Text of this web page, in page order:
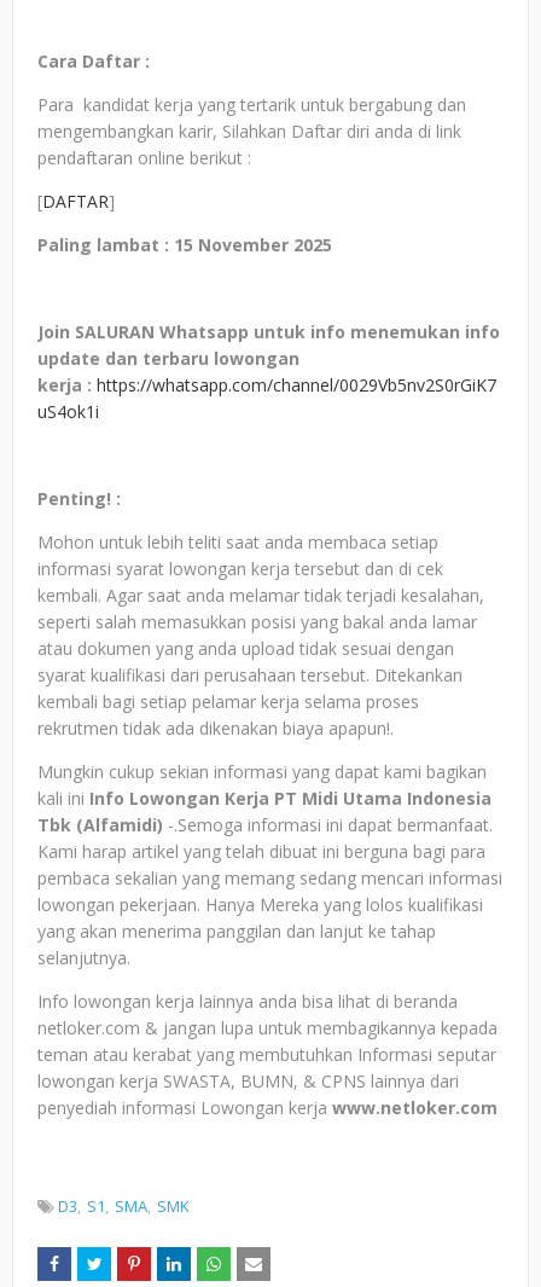
Cara Daftar :
Para kandidat kerja yang tertarik untuk bergabung dan
mengembangkan karir, Silahkan Daftar diri anda di link
pendaftaran online berikut :
[DAFTAR]
Paling lambat : 15 November 2025
Join SALURAN Whatsapp untuk info menemukan info
update dan terbaru lowongan
kerja : https://whatsapp.com/channel/0029Vb5nv2S0rGiK7
uS4ok1i
Penting! :
Mohon untuk lebih teliti saat anda membaca setiap
informasi syarat lowongan kerja tersebut dan di cek
kembali. Agar saat anda melamar tidak terjadi kesalahan,
seperti salah memasukkan posisi yang bakal anda lamar
atau dokumen yang anda upload tidak sesuai dengan
syarat kualifikasi dari perusahaan tersebut. Ditekankan
kembali bagi setiap pelamar kerja selama proses
rekrutmen tidak ada dikenakan biaya apapun!.
Mungkin cukup sekian informasi yang dapat kami bagikan
kali ini Info Lowongan Kerja PT Midi Utama Indonesia
Tbk (Alfamidi) -.Semoga informasi ini dapat bermanfaat.
Kami harap artikel yang telah dibuat ini berguna bagi para
pembaca sekalian yang memang sedang mencari informasi
lowongan pekerjaan. Hanya Mereka yang lolos kualifikasi
yang akan menerima panggilan dan lanjut ke tahap
selanjutnya.
Info lowongan kerja lainnya anda bisa lihat di beranda
netloker.com & jangan lupa untuk membagikannya kepada
teman atau kerabat yang membutuhkan Informasi seputar
lowongan kerja SWASTA, BUMN, & CPNS lainnya dari
penyediah informasi Lowongan kerja www.netloker.com
D3 S1 SMA SMK